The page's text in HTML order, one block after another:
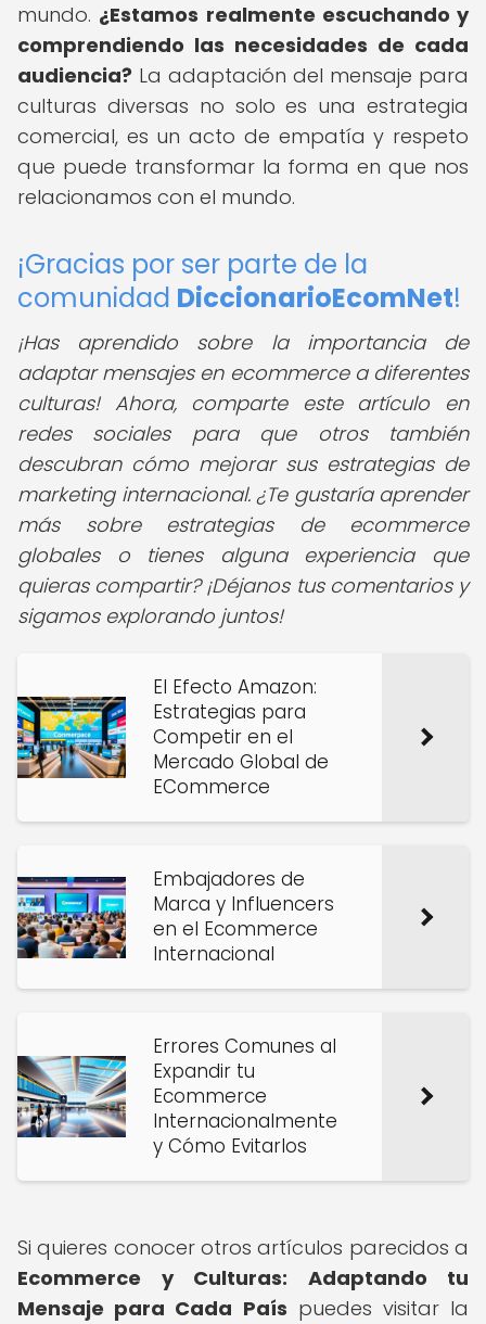
mundo. ¿Estamos realmente escuchando y
comprendiendo las necesidades de cada
audiencia? La adaptación del mensaje para
culturas diversas no solo es una estrategia
comercial, es un acto de empatía y respeto
que puede transformar la forma en que nos
relacionamos con el mundo.
¡Gracias por ser parte de la
comunidad DiccionarioEcomNet!
¡Has aprendido sobre la importancia de
adaptar mensajes en ecommerce a diferentes
culturas! Ahora, comparte este artículo en
redes sociales para que otros también
descubran cómo mejorar sus estrategias de
marketing internacional. ¿Te gustaría aprender
más sobre estrategias de ecommerce
globales o tienes alguna experiencia que
quieras compartir? ¡Déjanos tus comentarios y
sigamos explorando juntos!
El Efecto Amazon:
Estrategias para
Competir en el
Mercado Global de
ECommerce
Embajadores de
Marca y Influencers
en el Ecommerce
Internacional
Errores Comunes al
Expandir tu
Ecommerce
Internacionalmente
y Cómo Evitarlos
Si quieres conocer otros artículos parecidos a
Ecommerce y Culturas: Adaptando tu
Mensaje para Cada País puedes visitar la